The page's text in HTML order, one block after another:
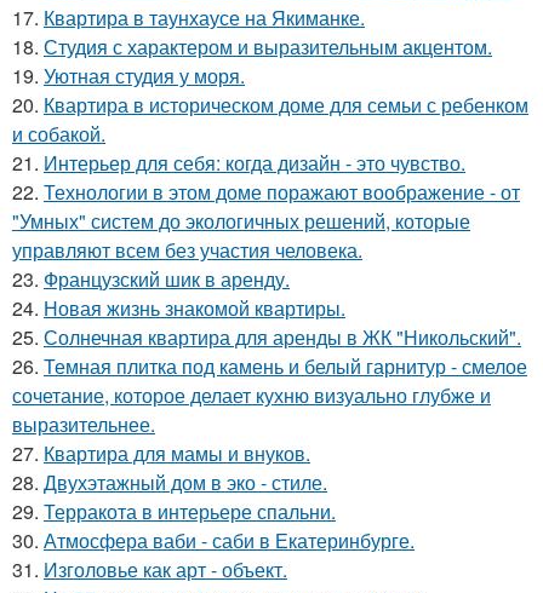
17. Квартира в таунхаусе на Якиманке.
18. Студия с характером и выразительным акцентом.
19. Уютная студия у моря.
20. Квартира в историческом доме для семьи с ребенком
и собакой.
21. Интерьер для себя: когда дизайн - это чувство.
22. Технологии в этом доме поражают воображение - от
"Умных" систем до экологичных решений, которые
управляют всем без участия человека.
23. Французский шик в аренду.
24. Новая жизнь знакомой квартиры.
25. Солнечная квартира для аренды в ЖК "Никольский".
26. Темная плитка под камень и белый гарнитур - смелое
сочетание, которое делает кухню визуально глубже и
выразительнее.
27. Квартира для мамы и внуков.
28. Двухэтажный дом в эко - стиле.
29. Терракота в интерьере спальни.
30. Атмосфера ваби - саби в Екатеринбурге.
31. Изголовье как арт - объект.